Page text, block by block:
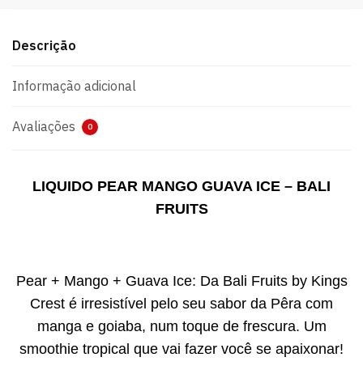
Descrição
Informação adicional
Avaliações 0
LIQUIDO PEAR MANGO GUAVA ICE – BALI
FRUITS
Pear + Mango + Guava Ice: Da Bali Fruits by Kings
Crest é irresistível pelo seu sabor da Pêra com
manga e goiaba, num toque de frescura. Um
smoothie tropical que vai fazer você se apaixonar!​